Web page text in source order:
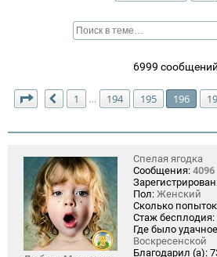
6999 сообщений
Страница 196 из200
Пред.
1 … 194 195 196
Спелая ягодка
Сообщения: 4096
Пол: Женский
Сколько
Стаж бесплодия:
Где было
Воскресенской
Благодарил (а):